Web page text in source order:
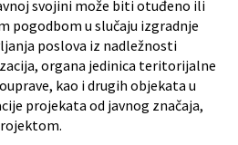
svojini može biti otuđeno ili
pogodbom u slučaju izgradnje
poslova iz nadležnosti
organa jedinica teritorijalne
kao i drugih objekata u
projekata od javnog značaja,